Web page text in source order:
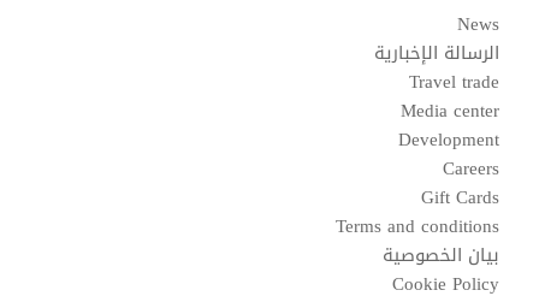
News
الرسالة الإخبارية
Travel trade
Media center
Development
Careers
Gift Cards
Terms and conditions
بيان الخصوصية
Cookie Policy